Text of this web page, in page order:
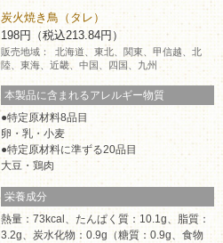
炭火焼き鳥（タレ）
198円（税込213.84円）
販売地域：
北海道、東北、関東、甲信越、北
陸、東海、近畿、中国、四国、九州
本製品に含まれるアレルギー物質
特定原材料8品目
卵・乳・小麦
特定原材料に準ずる20品目
大豆・鶏肉
栄養成分
熱量：73kcal、たんぱく質：10.1g、脂質：
3.2g、炭水化物：0.9g（糖質：0.9g、食物